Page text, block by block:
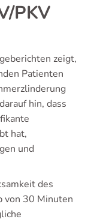
PKV
zeigt,
Patienten
hin, dass
hat,
und
des
von 30 Minuten